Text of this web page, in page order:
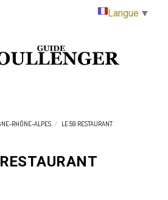
RHÔNE-ALPES LE 59 RESTAURANT
Langue ▼